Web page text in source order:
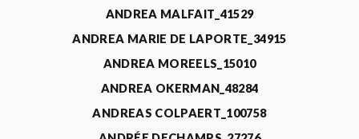
ANDREA MALFAIT_41529
ANDREA MARIE DE LAPORTE_34915
ANDREA MOREELS_15010
ANDREA OKERMAN_48284
ANDREAS COLPAERT_100758